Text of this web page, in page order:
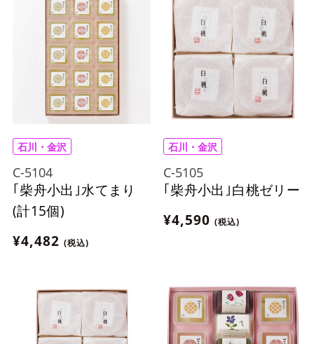
石川・金沢
C-5104
｢柴舟小出｣水てまり
(計15個)
¥4,482 (税込)
石川・金沢
C-5105
｢柴舟小出｣白桃ゼリー
¥4,590 (税込)